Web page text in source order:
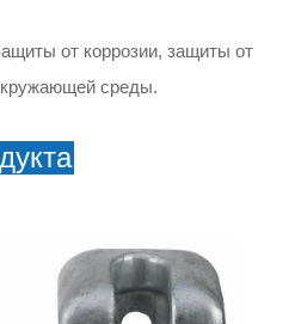
от коррозии, защиты от
среды.